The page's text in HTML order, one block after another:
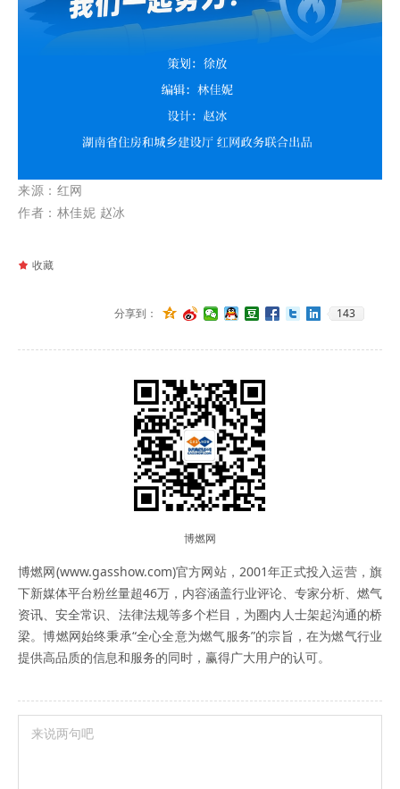
来源：红网
作者：林佳妮 赵冰
分享到： 143
끄 收藏
博燃网
博燃网(www.gasshow.com)官方网站，2001年正式投入运营，旗
下新媒体平台粉丝量超46万，内容涵盖行业评论、专家分析、燃气
资讯、安全常识、法律法规等多个栏目，为圈内人士架起沟通的桥
梁。博燃网始终秉承“全心全意为燃气服务”的宗旨，在为燃气行业
提供高品质的信息和服务的同时，赢得广大用户的认可。